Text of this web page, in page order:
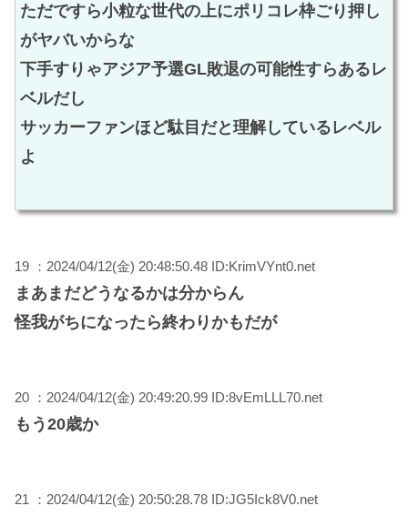
ただですら小粒な世代の上にポリコレ枠ごり押し
がヤバいからな
下手すりゃアジア予選GL敗退の可能性すらあるレ
ベルだし
サッカーファンほど駄目だと理解しているレベル
よ
19 ：2024/04/12(金) 20:48:50.48 ID:KrimVYnt0.net
まあまだどうなるかは分からん
怪我がちになったら終わりかもだが
20 ：2024/04/12(金) 20:49:20.99 ID:8vEmLLL70.net
もう20歳か
21 ：2024/04/12(金) 20:50:28.78 ID:JG5Ick8V0.net